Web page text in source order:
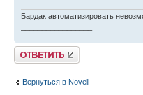
Бардак автоматизировать
Ответить
Вернуться в Novell